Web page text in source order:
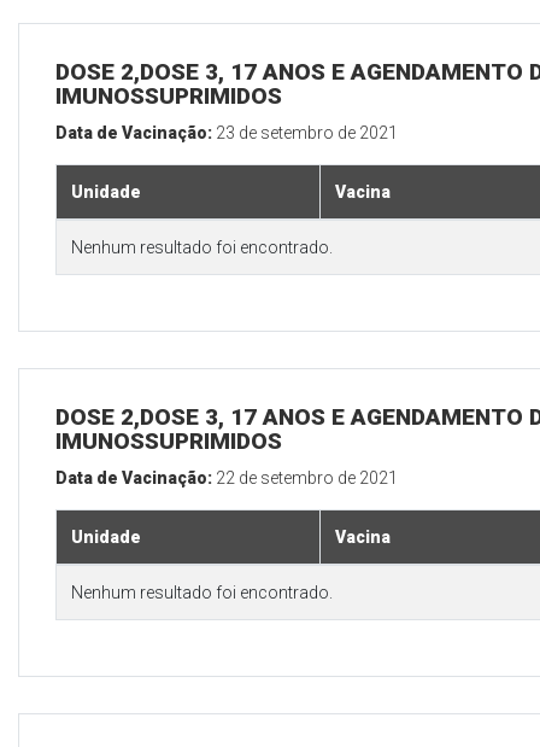
DOSE 2,DOSE 3, 17 ANOS E AGENDAMENTO
IMUNOSSUPRIMIDOS
Data de Vacinação: 23 de setembro de 2021
Unidade Vacina
Nenhum resultado foi encontrado.
DOSE 2,DOSE 3, 17 ANOS E AGENDAMENTO
IMUNOSSUPRIMIDOS
Data de Vacinação: 22 de setembro de 2021
Unidade Vacina
Nenhum resultado foi encontrado.